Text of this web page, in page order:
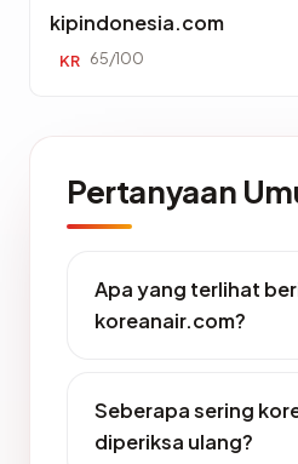
kipindonesia.com
KR 65/100
Pertanyaan
Apa yang terlihat
koreanair.com?
Seberapa sering
diperiksa ulang?